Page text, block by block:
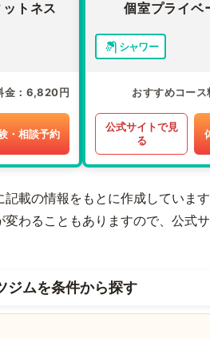
トネス
金 6,820円
・相談予約
個室プライベ
シャワー
おすすめコース
公式サイトで見
る
載の情報をもとに作成していま
わることもありますので、公式
ジムを条件から探す